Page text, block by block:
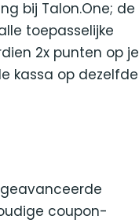
bij Talon.One; de
toepasselijke
2x punten op je
kassa op dezelfde
coupon-